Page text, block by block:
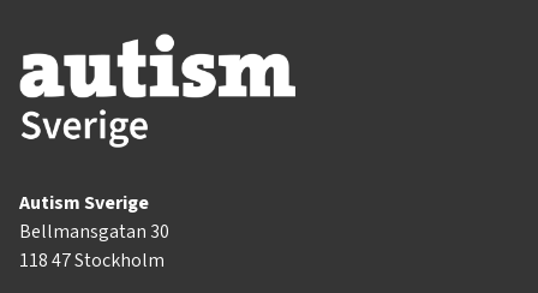
Autism Sverige
Bellmansgatan 30
118 47 Stockholm